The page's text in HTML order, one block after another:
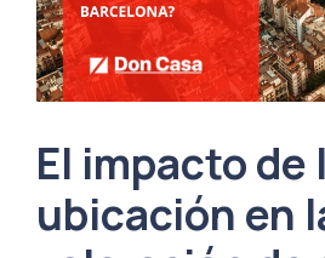
El impacto de
ubicación en